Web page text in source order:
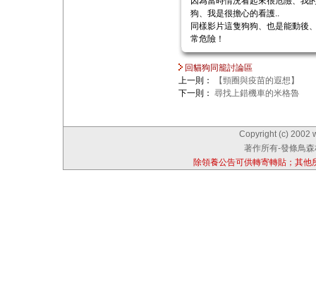
狗、我是很擔心的看護..
同樣影片這隻狗狗、也是能動後
常危險！
回貓狗同籠討論區
上一則：
【頸圈與疫苗的遐想】
下一則： 尋找上錯機車的米格魯
Copyright (c) 2002
著作所有-發條鳥
除領養公告可供轉寄轉貼；其